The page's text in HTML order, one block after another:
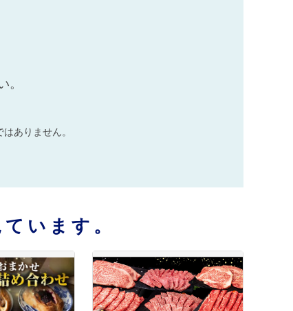
。
ありません。
います。